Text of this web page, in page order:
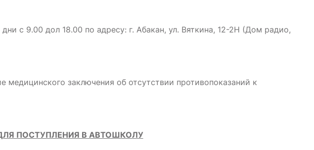
с 9.00 дол 18.00 по адресу: г. Абакан, ул. Вяткина, 12-2Н (Дом радио,
заключения об отсутствии противопоказаний к
ПОСТУПЛЕНИЯ В АВТОШКОЛУ